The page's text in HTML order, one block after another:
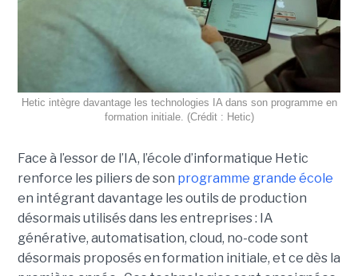
Hetic intègre davantage les technologies IA dans son programme en
formation initiale. (Crédit : Hetic)
Face à l’essor de l’IA, l’école d’informatique Hetic
renforce les piliers de son programme grande école
en intégrant davantage les outils de production
désormais utilisés dans les entreprises : IA
générative, automatisation, cloud, no-code sont
désormais proposés en formation initiale, et ce dès la